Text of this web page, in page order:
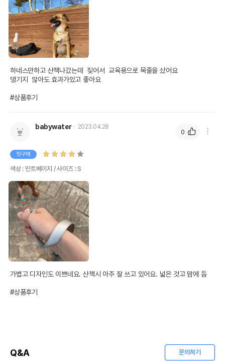
하네스만하고 산책나갔는데  짖어서  교육용으로 목줄을 샀어요
댕기지  않아도 효과가있고 좋아요
#상품후기
babywater 2023.04.28
첫구매
색상 : 민트베이지 / 사이즈 : S
가볍고 디자인도 이쁘네요. 산책시 아주 잘 쓰고 있어요. 넓은 것고 맘에 듬
#상품후기
0
Q&A 문의하기